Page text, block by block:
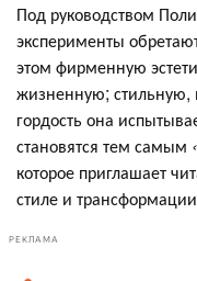
Под руководством
эксперименты
этом фирменную
жизненную; стильную,
гордость она
становятся тем самым
которое приглашает
стиле и
РЕКЛАМА